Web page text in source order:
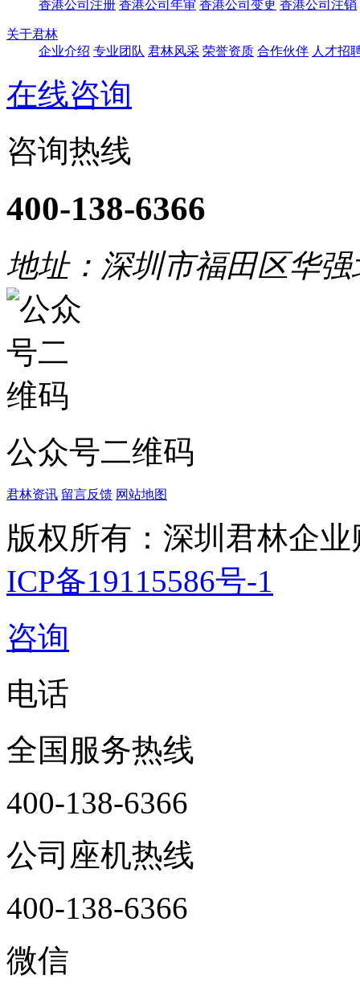
香港公司注册 香港公司年审 香港公司变更 香港公司注销
关于君林
企业介绍 专业团队 君林风采 荣誉资质 合作伙伴 人才招
在线咨询
咨询热线
400-138-6366
地址：深圳市福田区华
公众号二维码
君林资讯 留言反馈 网站地图
版权所有：深圳君林企
ICP备19115586号-1
咨询
电话
全国服务热线
400-138-6366
公司座机热线
400-138-6366
微信